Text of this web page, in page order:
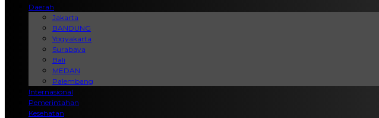
Daerah
Jakarta
BANDUNG
Yogyakarta
Surabaya
Bali
MEDAN
Palembang
Internasional
Pemerintahan
Kesehatan